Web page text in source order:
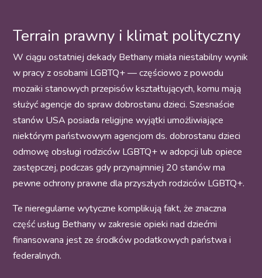
Terrain prawny i klimat polityczny
W ciągu ostatniej dekady Bethany miała niestabilny wynik
w pracy z osobami LGBTQ+ — częściowo z powodu
mozaiki stanowych przepisów kształtujących, komu mają
służyć agencje do spraw dobrostanu dzieci. Szesnaście
stanów USA posiada religijne wyjątki umożliwiające
niektórym państwowym agencjom ds. dobrostanu dzieci
odmowę obsługi rodziców LGBTQ+ w adopcji lub opiece
zastępczej, podczas gdy przynajmniej 20 stanów ma
pewne ochrony prawne dla przyszłych rodziców LGBTQ+.
Te nieregularne wytyczne komplikują fakt, że znaczna
część usług Bethany w zakresie opieki nad dziećmi
finansowana jest ze środków podatkowych państwa i
federalnych.